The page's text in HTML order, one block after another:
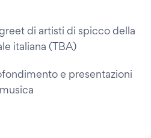
di artisti di spicco della
italiana (TBA)
e presentazioni